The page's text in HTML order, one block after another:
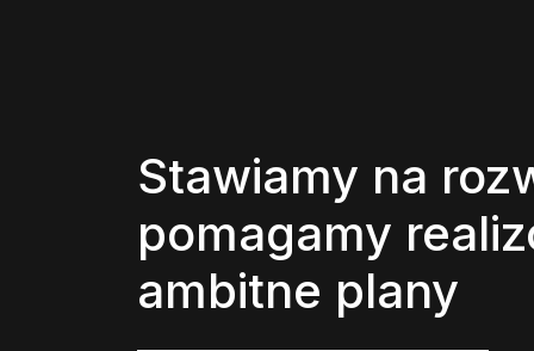
Stawiamy na
pomagamy
ambitne plany